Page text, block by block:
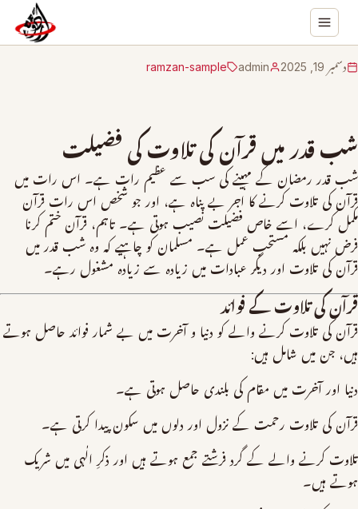
دسمبر 19, 2025 admin
ramzan-sample
شب قدر میں قرآن کی تلاوت کی فضیلت
شب قدر رمضان کے مہینے کی سب سے عظیم رات ہے۔ اس رات میں
قرآن کی تلاوت کرنے کا اجر بے پناہ ہے، اور جو شخص اس رات قرآن
مکمل کرے، اسے خاص فضیلت نصیب ہوتی ہے۔ تاہم، قرآن ختم کرنا
فرض نہیں بلکہ مستحب عمل ہے۔ مسلمان کو چاہیے کہ وہ شب قدر میں
قرآن کی تلاوت اور دیگر عبادات میں زیادہ سے زیادہ مشغول رہے۔
قرآن کی تلاوت کے فوائد
قرآن کی تلاوت کرنے والے کو دنیا و آخرت میں بے شمار فوائد حاصل ہوتے
ہیں، جن میں شامل ہیں:
دنیا اور آخرت میں مقام کی بلندی حاصل ہوتی ہے۔
قرآن کی تلاوت رحمت کے نزول اور دلوں میں سکون پیدا کرتی ہے۔
تلاوت کرنے والے کے گرد فرشتے جمع ہوتے ہیں اور ذکرِ الٰہی میں شریک
ہوتے ہیں۔